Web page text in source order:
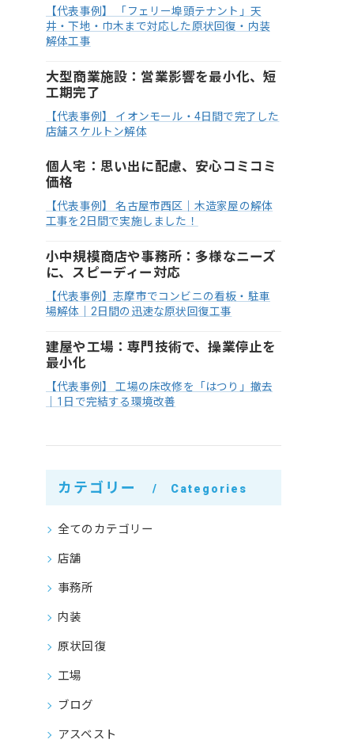
【代表事例】 「フェリー埠頭テナント」天
井・下地・巾木まで対応した原状回復・内装
解体工事
大型商業施設：営業影響を最小化、短
工期完了
【代表事例】 イオンモール・4日間で完了した
店舗スケルトン解体
個人宅：思い出に配慮、安心コミコミ
価格
【代表事例】 名古屋市西区｜木造家屋の解体
工事を2日間で実施しました！
小中規模商店や事務所：多様なニーズ
に、スピーディー対応
【代表事例】志摩市でコンビニの看板・駐車
場解体｜2日間の迅速な原状回復工事
建屋や工場：専門技術で、操業停止を
最小化
【代表事例】 工場の床改修を「はつり」撤去
｜1日で完結する環境改善
カテゴリー Categories
全てのカテゴリー
店舗
事務所
内装
原状回復
工場
ブログ
アスベスト